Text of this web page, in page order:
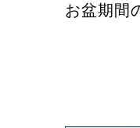
お盆期間